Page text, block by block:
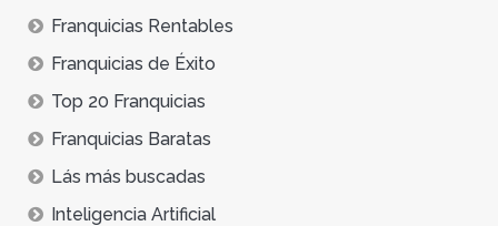
Franquicias Rentables
Franquicias de Éxito
Top 20 Franquicias
Franquicias Baratas
Lás más buscadas
Inteligencia Artificial